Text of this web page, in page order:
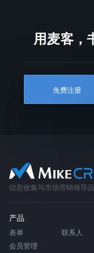
用麦客，
免费注册
信息收集与市场营销领导
产品
表单 联系人
会员管理